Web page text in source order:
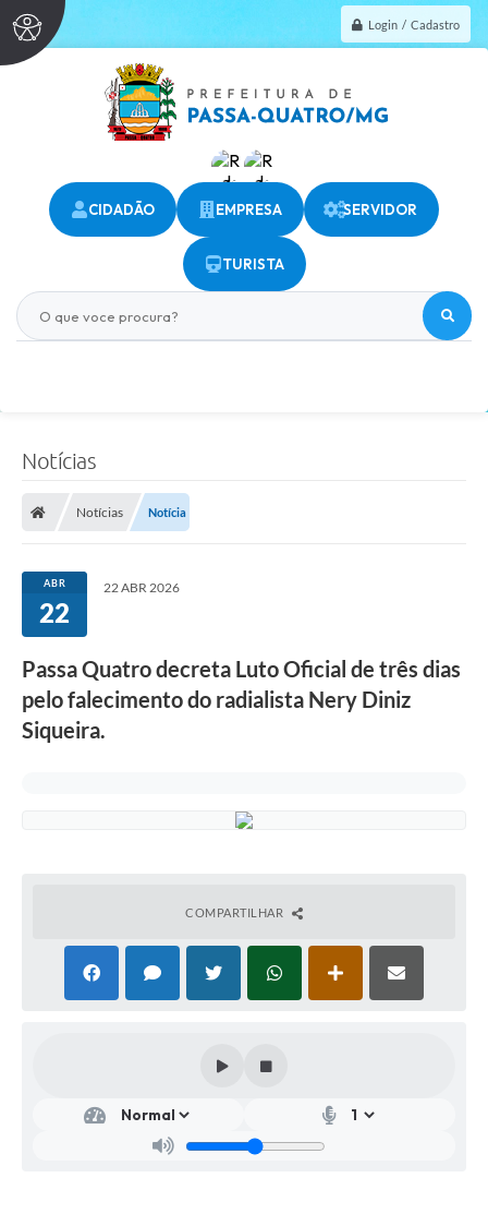
Login / Cadastro
O que voce procura?
CIDADÃO EMPRESA SERVIDOR
TURISTA
Notícias
Notícias Notícia
ABR
22
22 ABR 2026
Passa Quatro decreta Luto Oficial de três dias
pelo falecimento do radialista Nery Diniz
Siqueira.
COMPARTILHAR